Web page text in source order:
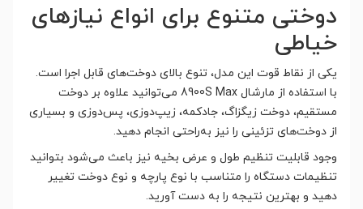
دوختی متنوع برای انواع نیازهای
خیاطی
یکی از نقاط قوت این مدل، تنوع بالای دوخت‌های قابل اجرا است.
با استفاده از مارشال 8900S Max می‌توانید علاوه بر دوخت
مستقیم، دوخت زیگزاگ، جادکمه، زیپ‌دوزی، پس‌دوزی و بسیاری
از دوخت‌های تزئینی را نیز به‌راحتی انجام دهید.
وجود قابلیت تنظیم طول و عرض بخیه نیز باعث می‌شود بتوانید
تنظیمات دستگاه را متناسب با نوع پارچه و نوع دوخت تغییر
دهید و بهترین نتیجه را به دست آورید.